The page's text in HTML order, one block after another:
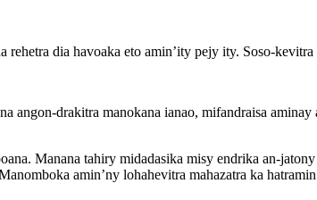
dia havoaka eto amin’ity pejy ity. Soso-
angon-drakitra manokana ianao, mifandraisa
Manana tahiry midadasika misy endrika an-
amin’ny lohahevitra mahazatra ka